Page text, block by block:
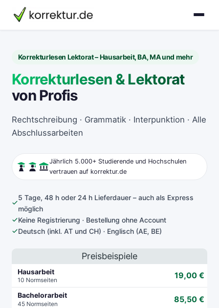
korrektur.de
Korrekturlesen Lektorat – Hausarbeit, BA, MA und mehr
Korrekturlesen & Lektorat
von Profis
Rechtschreibung · Grammatik · Interpunktion · Alle
Abschlussarbeiten
Jährlich 5.000+ Studierende und Hochschulen
vertrauen auf korrektur.de
5 Tage, 48 h oder 24 h Lieferdauer – auch als Express
möglich
Keine Registrierung · Bestellung ohne Account
Deutsch (inkl. AT und CH) · Englisch (AE, BE)
Preisbeispiele
Hausarbeit
10 Normseiten 19,00 €
Bachelorarbeit
45 Normseiten 85,50 €